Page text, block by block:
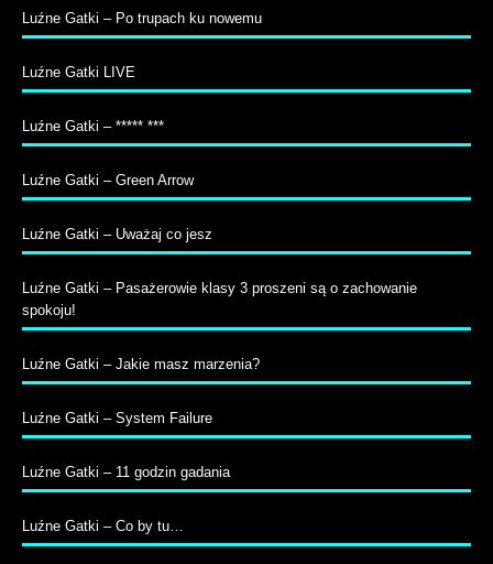
Luźne Gatki – Po trupach ku nowemu
Luźne Gatki LIVE
Luźne Gatki – ***** ***
Luźne Gatki – Green Arrow
Luźne Gatki – Uważaj co jesz
Luźne Gatki – Pasażerowie klasy 3 proszeni są o zachowanie
spokoju!
Luźne Gatki – Jakie masz marzenia?
Luźne Gatki – System Failure
Luźne Gatki – 11 godzin gadania
Luźne Gatki – Co by tu…